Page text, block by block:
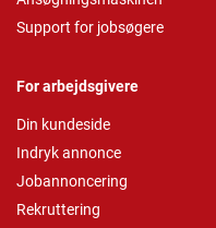
Support for jobsøgere
For arbejdsgivere
Din kundeside
Indryk annonce
Jobannoncering
Rekruttering